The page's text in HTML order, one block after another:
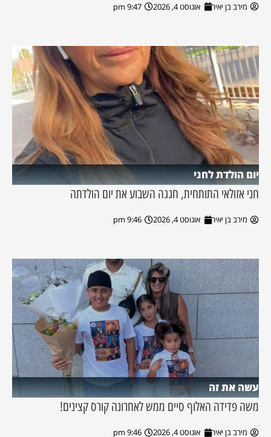
מירב בן יאיר אוגוסט 4, 2026 9:47 pm
יום הולדת לחני
חני אזולאי התותחית, חגגה השבוע את יום הולדתה
מירב בן יאיר אוגוסט 4, 2026 9:46 pm
עשה את זה
משה פדידה האלוף סיים ממש לאחרונה קורס קצינים!
מירב בן יאיר אוגוסט 4, 2026 9:46 pm